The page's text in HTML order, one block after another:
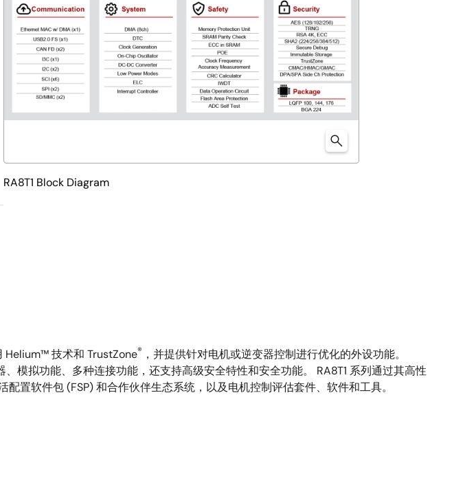
RA8T1 Block Diagram
Helium™ 技术和 TrustZone® ，并提供针对电机或逆变器控制进行优化的外设功能。
模拟功能、多种连接功能，还支持高级安全特性和安全功能。 RA8T1 系列通过其高性
置软件包 (FSP) 和合作伙伴生态系统，以及电机控制评估套件、软件和工具。